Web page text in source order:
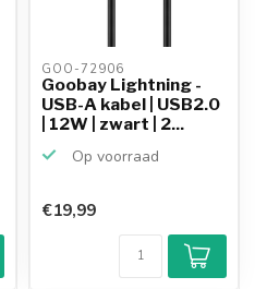
GOO-72906
Goobay Lightning -
USB-A kabel | USB2.0
| 12W | zwart | 2...
Op voorraad
€19,99